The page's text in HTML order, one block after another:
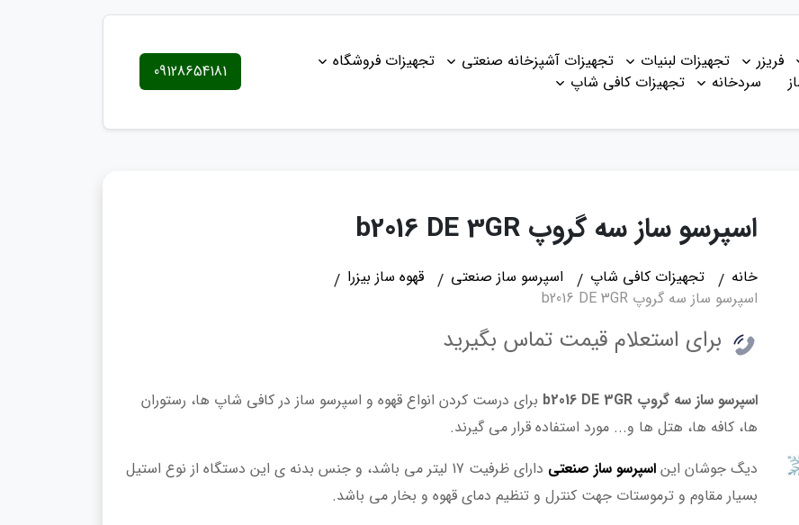
فریزر تجهیزات لبنیات تجهیزات آشپزخانه صنعتی
تجهیزات فروشگاه
سردخانه تجهیزات کافی شاپ 09128654181
اسپرسو ساز سه گروپ b2016 DE 3GR
خانه تجهیزات کافی شاپ اسپرسو ساز صنعتی
قهوه ساز بیزرا
اسپرسو ساز سه گروپ b2016 DE 3GR
برای استعلام قیمت تماس بگیرید
اسپرسو ساز سه گروپ b2016 DE 3GR
برای درست کردن انواع قهوه و اسپرسو ساز در کافی شاپ ها، رستوران
ها، کافه ها، هتل ها و... مورد استفاده قرار می گیرند.
دیگ جوشان این اسپرسو ساز صنعتی
دارای ظرفیت 17 لیتر می باشد، و جنس بدنه ی این دستگاه از نوع استیل
بسیار مقاوم و ترموستات جهت کنترل و تنظیم دمای قهوه و بخار می باشد.